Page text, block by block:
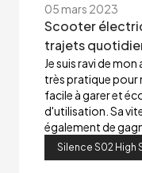
05 mars 2023
Scooter
trajets
Je suis ravi de
très pratique pour
facile à garer et
d'utilisation. Sa
également de
Silence S02 High